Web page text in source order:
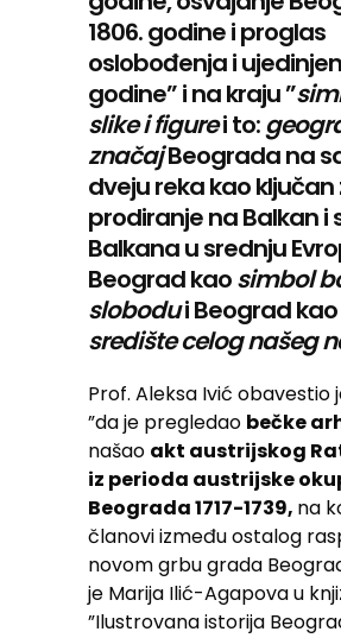
1806. godine i proglas
oslobođenja i
godine” i na kraju ”
slike i figurei to:
značajBeograda na
dveju reka kao ključan
prodiranje na Balkan i
Balkana u srednju
Beograd kaosimbol
slobodui Beograd kao
središte celog našeg
Prof. Aleksa Ivić obavestio
”da je pregledao bečke
našao akt austrijskog
iz perioda austrijske
Beograda 1717-1739, na
članovi između ostalog
novom grbu grada
je Marija Ilić-Agapova u
”Ilustrovana istorija